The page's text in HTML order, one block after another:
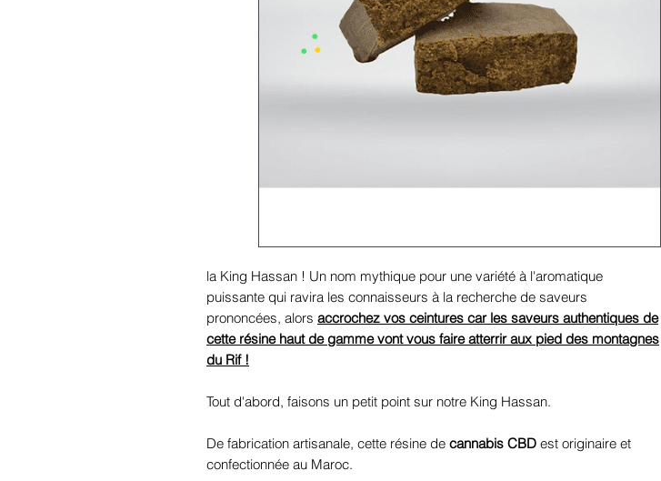
la King Hassan ! Un nom mythique pour une variété à l'aromatique
puissante qui ravira les connaisseurs à la recherche de saveurs
prononcées, alors accrochez vos ceintures car les saveurs authentiques de
cette résine haut de gamme vont vous faire atterrir aux pied des montagnes
du Rif !
Tout d'abord, faisons un petit point sur notre King Hassan.
De fabrication artisanale, cette résine de cannabis CBD est originaire et
confectionnée au Maroc.